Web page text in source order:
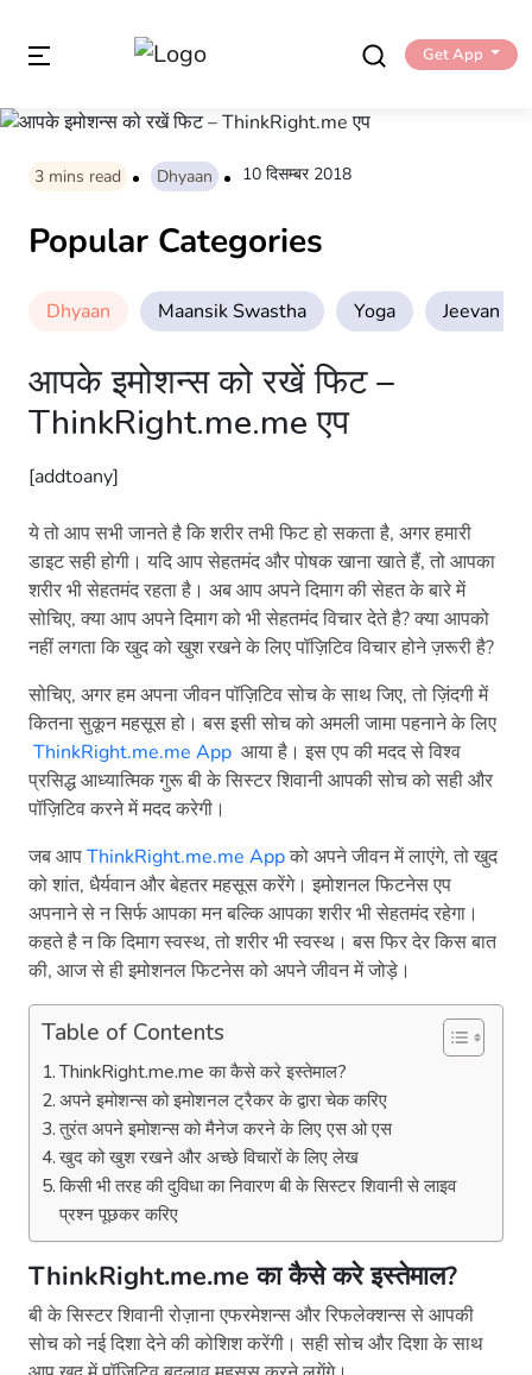
Get App
3 mins read Dhyaan 10 दिसम्बर 2018
Popular Categories
Dhyaan Maansik Swastha Yoga Jeevan
आपके इमोशन्स को रखें फिट –
ThinkRight.me.me एप
[addtoany]
ये तो आप सभी जानते है कि शरीर तभी फिट हो सकता है, अगर हमारी
डाइट सही होगी। यदि आप सेहतमंद और पोषक खाना खाते हैं, तो आपका
शरीर भी सेहतमंद रहता है। अब आप अपने दिमाग की सेहत के बारे में
सोचिए, क्या आप अपने दिमाग को भी सेहतमंद विचार देते है? क्या आपको
नहीं लगता कि खुद को खुश रखने के लिए पॉज़िटिव विचार होने ज़रूरी है?
सोचिए, अगर हम अपना जीवन पॉज़िटिव सोच के साथ जिए, तो ज़िंदगी में
कितना सुकून महसूस हो। बस इसी सोच को अमली जामा पहनाने के लिए
ThinkRight.me.me App आया है। इस एप की मदद से विश्व
प्रसिद्ध आध्यात्मिक गुरू बी के सिस्टर शिवानी आपकी सोच को सही और
पॉज़िटिव करने में मदद करेगी।
जब आपThinkRight.me.me Appको अपने जीवन में लाएंगे, तो खुद
को शांत, धैर्यवान और बेहतर महसूस करेंगे। इमोशनल फिटनेस एप
अपनाने से न सिर्फ आपका मन बल्कि आपका शरीर भी सेहतमंद रहेगा।
कहते है न कि दिमाग स्वस्थ, तो शरीर भी स्वस्थ। बस फिर देर किस बात
की, आज से ही इमोशनल फिटनेस को अपने जीवन में जोड़े।
Table of Contents
ThinkRight.me.me का कैसे करे इस्तेमाल?
अपने इमोशन्स को इमोशनल ट्रैकर के द्वारा चेक करिए
तुरंत अपने इमोशन्स को मैनेज करने के लिए एस ओ एस
खुद को खुश रखने और अच्छे विचारों के लिए लेख
किसी भी तरह की दुविधा का निवारण बी के सिस्टर शिवानी से लाइव
प्रश्न पूछकर करिए
ThinkRight.me.me का कैसे करे इस्तेमाल?
बी के सिस्टर शिवानी रोज़ाना एफरमेशन्स और रिफलेक्शन्स से आपकी
सोच को नई दिशा देने की कोशिश करेंगी। सही सोच और दिशा के साथ